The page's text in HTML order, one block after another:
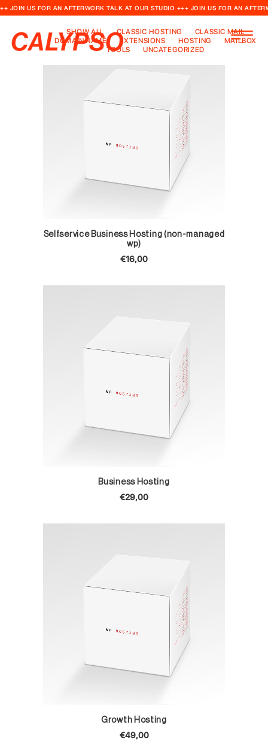
++ JOIN US FOR AN AFTERWORK TALK AT OUR STUDIO +++ JOIN US FOR AN
SHOW ALL CLASSIC HOSTING
CLASSIC MAIL
DOMAIN NAME
EXTENSIONS HOSTING
MAILBOX
TOOLS
UNCATEGORIZED
TOEVOEGEN AAN WINKELWAGEN
Selfservice Business Hosting (non-managed
wp)
€16,00
TOEVOEGEN AAN WINKELWAGEN
Business Hosting
€29,00
TOEVOEGEN AAN WINKELWAGEN
Growth Hosting
€49,00